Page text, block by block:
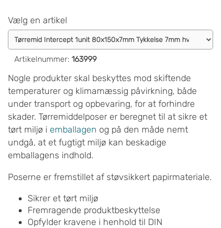
Vælg en artikel
Artikelnummer: 163999
Nogle produkter skal beskyttes mod skiftende
temperaturer og klimamæssig påvirkning, både
under transport og opbevaring, for at forhindre
skader. Tørremiddelposer er beregnet til at sikre et
tørt miljø i emballagen og på den måde nemt
undgå, at et fugtigt miljø kan beskadige
emballagens indhold.
Poserne er fremstillet af støvsikkert papirmateriale.
Sikrer et tørt miljø
Fremragende produktbeskyttelse
Opfylder kravene i henhold til DIN